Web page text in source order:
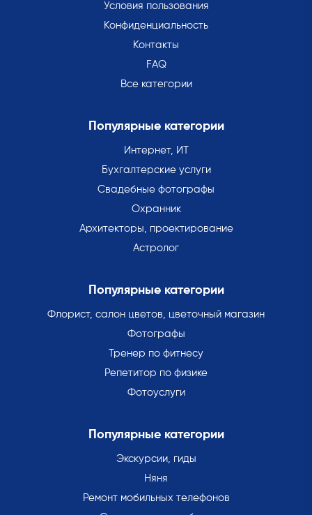
Условия пользования
Конфиденциальность
Контакты
FAQ
Все категории
Популярные категории
Интернет, ИТ
Бухгалтерские услуги
Свадебные фотографы
Охранник
Архитекторы, проектирование
Астролог
Популярные категории
Флорист, салон цветов, цветочный магазин
Фотографы
Тренер по фитнесу
Репетитор по физике
Фотоуслуги
Популярные категории
Экскурсии, гиды
Няня
Ремонт мобильных телефонов